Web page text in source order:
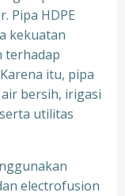
Pipa HDPE
kekuatan
terhadap
itu, pipa
bersih, irigasi
utilitas
electrofusion